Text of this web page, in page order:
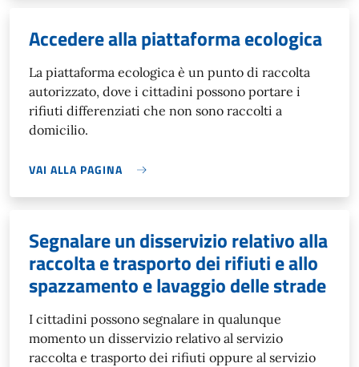
Accedere alla piattaforma ecologica
La piattaforma ecologica è un punto di raccolta
autorizzato, dove i cittadini possono portare i
rifiuti differenziati che non sono raccolti a
domicilio.
VAI ALLA PAGINA
Segnalare un disservizio relativo alla
raccolta e trasporto dei rifiuti e allo
spazzamento e lavaggio delle strade
I cittadini possono segnalare in qualunque
momento un disservizio relativo al servizio
raccolta e trasporto dei rifiuti oppure al servizio